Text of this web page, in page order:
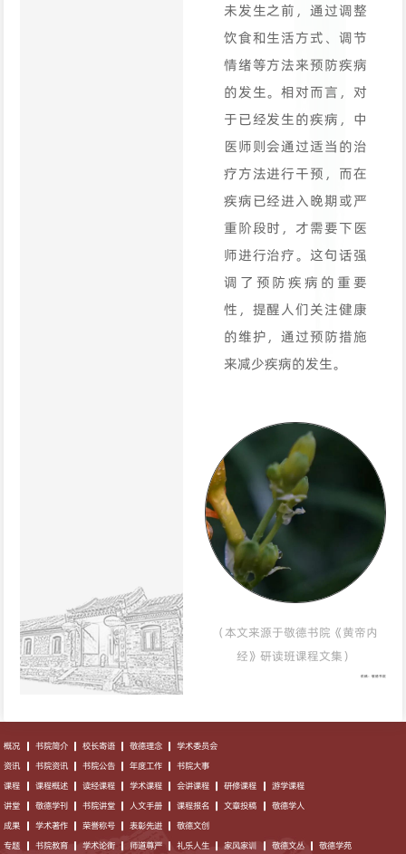
未发生之前，通过调整
饮食和生活方式、调节
情绪等方法来预防疾病
的发生。相对而言，对
于已经发生的疾病，中
医师则会通过适当的治
疗方法进行干预，而在
疾病已经进入晚期或严
重阶段时，才需要下医
师进行治疗。这句话强
调了预防疾病的重要
性，提醒人们关注健康
的维护，通过预防措施
来减少疾病的发生。
（本文来源于敬德书院《黄帝内
经》研读班课程文集）
供稿：敬德书院
概况 书院简介 校长寄语 敬德理念
学术委员会
资讯
书院资讯 书院公告 年度工作
书院大事
课程
课程概述 读经课程 学术课程 会讲课程 研修课程
游学课程
讲堂
敬德学刊 书院讲堂 人文手册 课程报名 文章投稿
敬德学人
成果
学术著作 荣誉称号 表彰先进
敬德文创
专题
书院教育 学术论衡 师道尊严 礼乐人生 家风家训 敬德文丛 敬德学苑